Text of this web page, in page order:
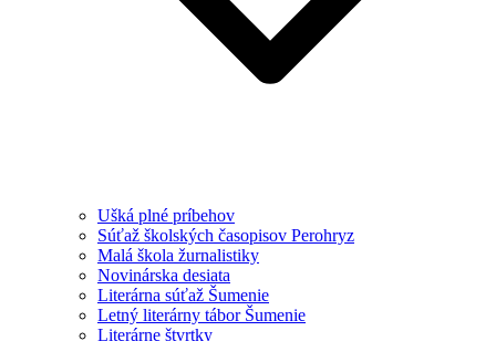
Ušká plné príbehov
Súťaž školských časopisov Perohryz
Malá škola žurnalistiky
Novinárska desiata
Literárna súťaž Šumenie
Letný literárny tábor Šumenie
Literárne štvrtky